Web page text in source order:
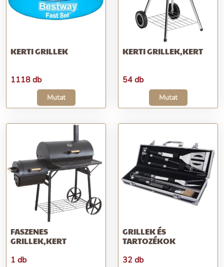
KERTI GRILLEK
1118 db
Mutat
KERTI GRILLEK,KERT
54 db
Mutat
FASZENES
GRILLEK,KERT
1 db
GRILLEK ÉS
TARTOZÉKOK
32 db